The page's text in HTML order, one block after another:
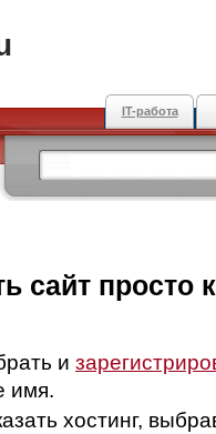
IT-работа
сайт просто
и
имя.
хостинг,